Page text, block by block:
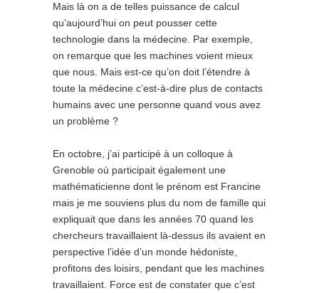
Mais là on a de telles puissance de calcul
qu’aujourd’hui on peut pousser cette
technologie dans la médecine. Par exemple,
on remarque que les machines voient mieux
que nous. Mais est-ce qu’on doit l’étendre à
toute la médecine c’est-à-dire plus de contacts
humains avec une personne quand vous avez
un problème ?
En octobre, j’ai participé à un colloque à
Grenoble où participait également une
mathématicienne dont le prénom est Francine
mais je me souviens plus du nom de famille qui
expliquait que dans les années 70 quand les
chercheurs travaillaient là-dessus ils avaient en
perspective l’idée d’un monde hédoniste,
profitons des loisirs, pendant que les machines
travaillaient. Force est de constater que c’est